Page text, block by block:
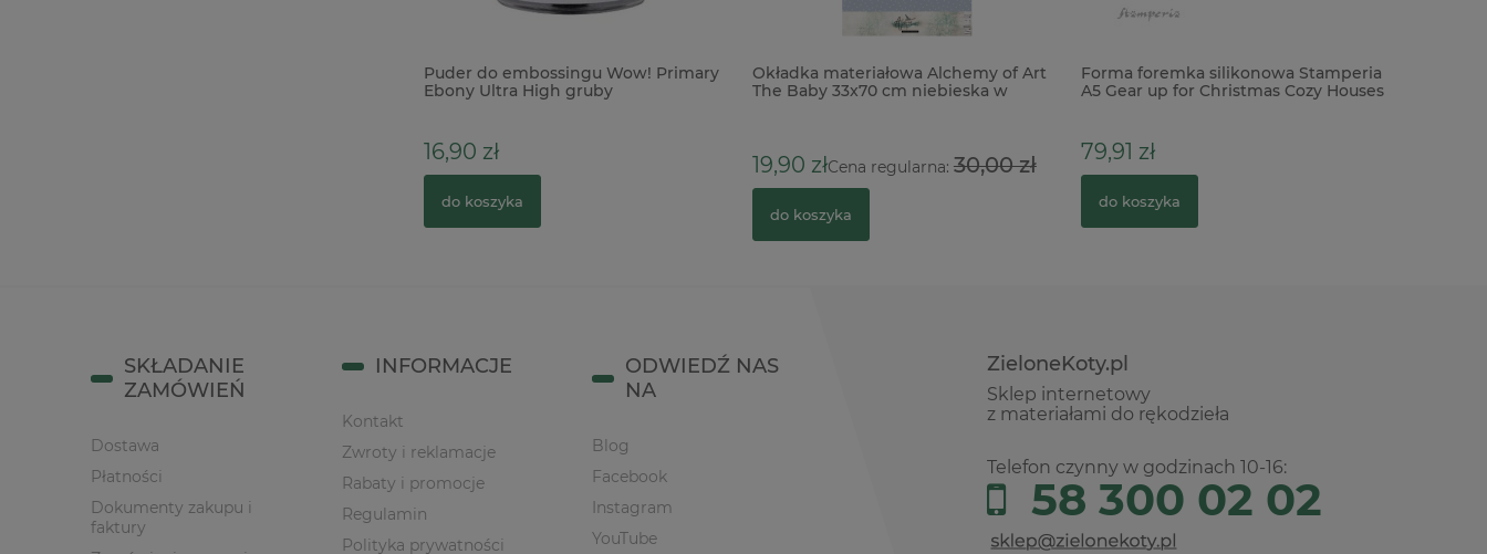
Puder do embossingu Wow! Primary
Ebony Ultra High gruby
16,90 zł
do koszyka
Okładka materiałowa Alchemy of Art
The Baby 33x70 cm niebieska w
19,90 złCena regularna: 30,00 zł
do koszyka
Forma foremka silikonowa Stamperia
A5 Gear up for Christmas Cozy Houses
79,91 zł
do koszyka
ZieloneKoty.pl
Sklep internetowy
z materiałami do rękodzieła
Telefon czynny w godzinach 10-16:
58 300 02 02
SKŁADANIE
ZAMÓWIEŃ
Dostawa
Płatności
Dokumenty zakupu i
faktury
INFORMACJE
Kontakt
Zwroty i reklamacje
Rabaty i promocje
Regulamin
Polityka prywatności
ODWIEDŹ NAS
NA
Blog
Facebook
Instagram
YouTube